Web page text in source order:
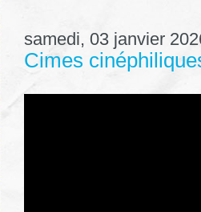
samedi, 03 janvier
Cimes